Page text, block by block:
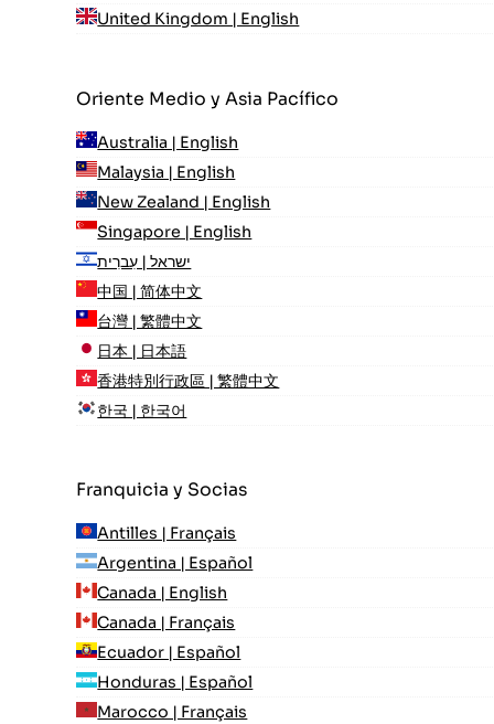
United Kingdom | English
Oriente Medio y Asia Pacífico
Australia | English
Malaysia | English
New Zealand | English
Singapore | English
ישראל | עִברִית
中国 | 简体中文
台灣 | 繁體中文
日本 | 日本語
香港特別行政區 | 繁體中文
한국 | 한국어
Franquicia y Socias
Antilles | Français
Argentina | Español
Canada | English
Canada | Français
Ecuador | Español
Honduras | Español
Marocco | Français